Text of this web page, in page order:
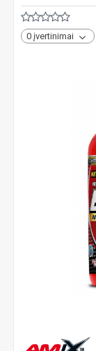
0 įvertinimai